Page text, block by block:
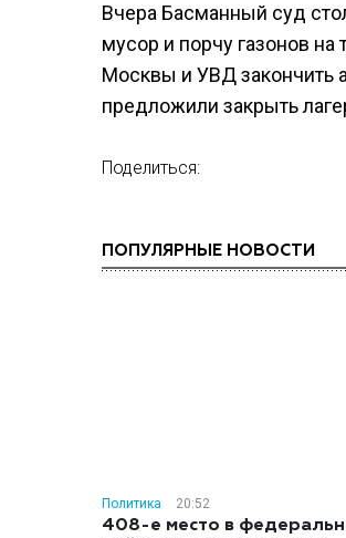
Вчера Басманный суд
мусор и порчу газонов
Москвы и УВД закончить
предложили закрыть
Поделиться:
ПОПУЛЯРНЫЕ НОВОСТИ
Политика 20:52
408-е место в